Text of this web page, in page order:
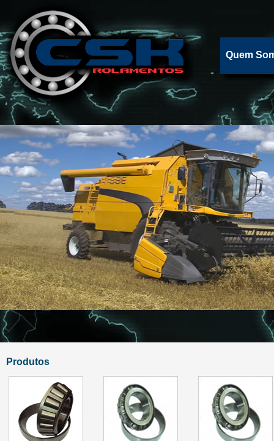
Quem
Produtos